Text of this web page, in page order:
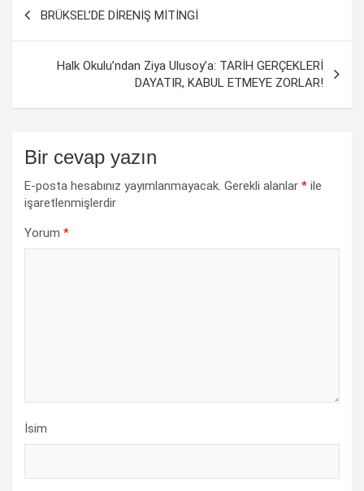
BRÜKSEL’DE DİRENİŞ MİTİNGİ
Halk Okulu’ndan Ziya Ulusoy’a: TARİH GERÇEKLERİ
DAYATIR, KABUL ETMEYE ZORLAR!
Bir cevap yazın
E-posta hesabınız yayımlanmayacak. Gerekli alanlar * ile
işaretlenmişlerdir
Yorum *
İsim